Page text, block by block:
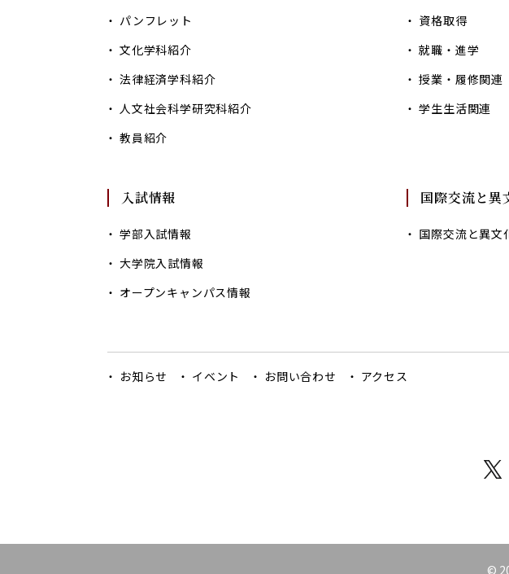
パンフレット
文化学科紹介
法律経済学科紹介
人文社会科学研究科紹介
教員紹介
資格取得
就職・進学
授業・履修関連
学生生活関連
入試情報
学部入試情報
大学院入試情報
オープンキャンパス情報
国際交流と異
国際交流と異文
お知らせ イベント お問い合わせ アクセス
©